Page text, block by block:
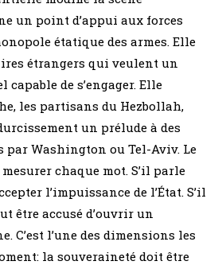
un point d’appui aux forces
étatique des armes. Elle
étrangers qui veulent un
de s’engager. Elle
les partisans du Hezbollah,
un prélude à des
par Washington ou Tel-Aviv. Le
chaque mot. S’il parle
l’impuissance de l’État. S’il
être accusé d’ouvrir un
C’est l’une des dimensions les
la souveraineté doit être